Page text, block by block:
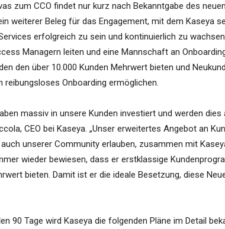
zum CCO findet nur kurz nach Bekanntgabe des
weiterer Beleg für das Engagement, mit dem Kaseya
erfolgreich zu sein und kontinuierlich zu
Managern leiten und eine Mannschaft an
den über 10.000 Kunden Mehrwert bieten und
reibungsloses Onboarding ermöglichen.
massiv in unsere Kunden investiert und werden
CEO bei Kaseya. „Unser erweitertes Angebot an
unserer Community erlauben, zusammen mit
wieder bewiesen, dass er erstklassige
bieten. Damit ist er die ideale Besetzung, diese
90 Tage wird Kaseya die folgenden Pläne im Detail